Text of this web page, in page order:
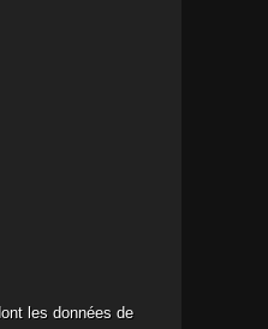
les données de